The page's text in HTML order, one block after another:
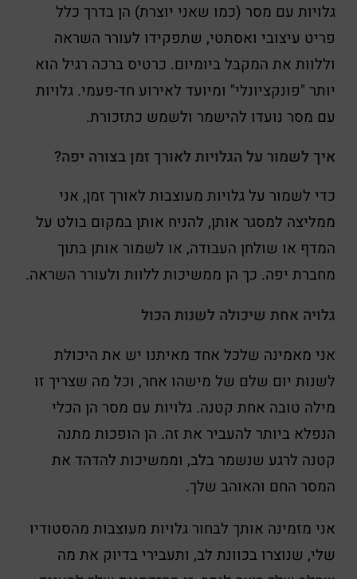
גלויות עם מסר (כמו שאני יוצרת) הן בדרך כלל
פריט עיצובי ואסתטי, שתפקידו לעורר השראה
וללוות את המקבל ביומיום. כרטיס ברכה רגיל הוא
יותר "פונקציונלי" ומיועד לאירוע חד-פעמי. גלויות
עם מסר נועדו להישמר ולשמש כתזכורת.
איך לשמור על הגלויות לאורך זמן בצורה יפה?
כדי לשמור על גלויות מעוצבות לאורך זמן, אני
ממליצה למסגר אותן, להניח אותן במקום בולט על
המדף או שולחן העבודה, או לשמור אותן בתוך
מחברת יפה. כך הן ממשיכות ללוות ולעורר השראה.
גלויה אחת שיכולה לשנות הכול
אני מאמינה שלכל אחד מאיתנו יש את היכולת
לשנות יום שלם של מישהו אחר, וכל מה שצריך זו
מילה טובה אחת קטנה. גלויות עם מסר הן הכלי
הנפלא ביותר להעביר את זה. הן הופכות מתנה
קטנה לרגע שנשמר בלב, וממשיכות להדהד את
המסר החם והאוהב שלך.
אני מזמינה אותך לבחור גלויות מעוצבות מהסטודיו
שלי, שנוצרו בכוונת לב, ותעבירי בדיוק את מה